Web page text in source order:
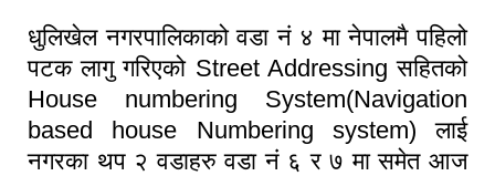
धुलिखेल नगरपालिकाको वडा नं ४ मा नेपालमै पहिलो
पटक लागु गरिएको Street Addressing सहितको
House numbering System(Navigation
based house Numbering system) लाई
नगरका थप २ वडाहरु वडा नं ६ र ७ मा समेत आज